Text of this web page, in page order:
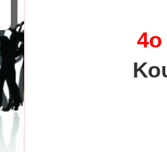
4ο